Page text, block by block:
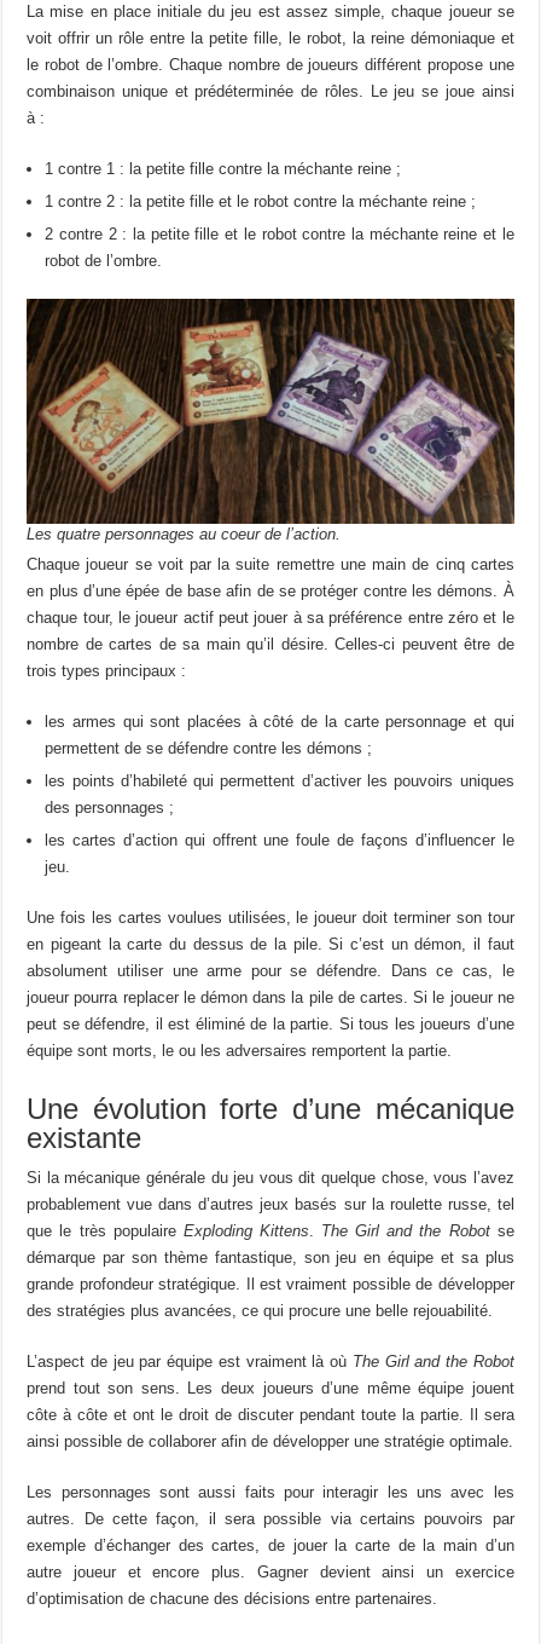
La mise en place initiale du jeu est assez simple, chaque joueur se
voit offrir un rôle entre la petite fille, le robot, la reine démoniaque et
le robot de l’ombre. Chaque nombre de joueurs différent propose une
combinaison unique et prédéterminée de rôles. Le jeu se joue ainsi
à :
1 contre 1 : la petite fille contre la méchante reine ;
1 contre 2 : la petite fille et le robot contre la méchante reine ;
2 contre 2 : la petite fille et le robot contre la méchante reine et le
robot de l’ombre.
Les quatre personnages au coeur de l’action.
Chaque joueur se voit par la suite remettre une main de cinq cartes
en plus d’une épée de base afin de se protéger contre les démons. À
chaque tour, le joueur actif peut jouer à sa préférence entre zéro et le
nombre de cartes de sa main qu’il désire. Celles-ci peuvent être de
trois types principaux :
les armes qui sont placées à côté de la carte personnage et qui
permettent de se défendre contre les démons ;
les points d’habileté qui permettent d’activer les pouvoirs uniques
des personnages ;
les cartes d’action qui offrent une foule de façons d’influencer le
jeu.
Une fois les cartes voulues utilisées, le joueur doit terminer son tour
en pigeant la carte du dessus de la pile. Si c’est un démon, il faut
absolument utiliser une arme pour se défendre. Dans ce cas, le
joueur pourra replacer le démon dans la pile de cartes. Si le joueur ne
peut se défendre, il est éliminé de la partie. Si tous les joueurs d’une
équipe sont morts, le ou les adversaires remportent la partie.
Une évolution forte d’une mécanique
existante
Si la mécanique générale du jeu vous dit quelque chose, vous l’avez
probablement vue dans d’autres jeux basés sur la roulette russe, tel
que le très populaire Exploding Kittens The Girl and the Robotse
démarque par son thème fantastique, son jeu en équipe et sa plus
grande profondeur stratégique. Il est vraiment possible de développer
des stratégies plus avancées, ce qui procure une belle rejouabilité.
L’aspect de jeu par équipe est vraiment là où The Girl and the Robot
prend tout son sens. Les deux joueurs d’une même équipe jouent
côte à côte et ont le droit de discuter pendant toute la partie. Il sera
ainsi possible de collaborer afin de développer une stratégie optimale.
Les personnages sont aussi faits pour interagir les uns avec les
autres. De cette façon, il sera possible via certains pouvoirs par
exemple d’échanger des cartes, de jouer la carte de la main d’un
autre joueur et encore plus. Gagner devient ainsi un exercice
d’optimisation de chacune des décisions entre partenaires.